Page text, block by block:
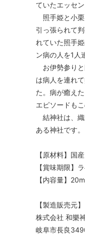
ていたエッセ
照手姫と小栗
引っ張られて
れていた照手
ン病の人を1人
お伊勢参りと
は病人を連れ
た。病が癒え
エピソードも
結神社は、織
ある神社です。
【原材料】国
【賞味期限】
【内容量】
【製造販売元】
株式会社 和樂
岐阜市長良